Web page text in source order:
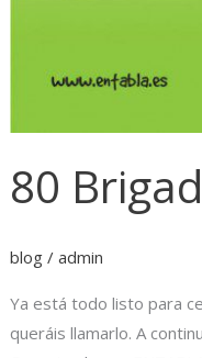
80
blog /admin
Ya está todo listo para
queráis llamarlo. A